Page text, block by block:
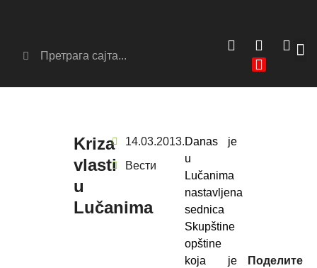
Kriza
vlasti
u
Lučanima
14.03.2013.
Вести
Danas je
u
Lučanima
nastavljena
sednica
Skupštine
opštine
koja je
Поделите